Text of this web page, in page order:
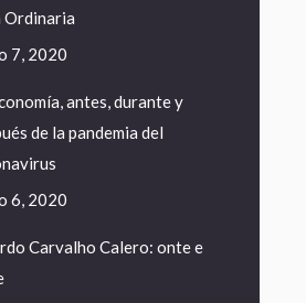
Ordinaria
7, 2020
antes, durante y
de la pandemia del
6, 2020
Carvalho Calero: onte e